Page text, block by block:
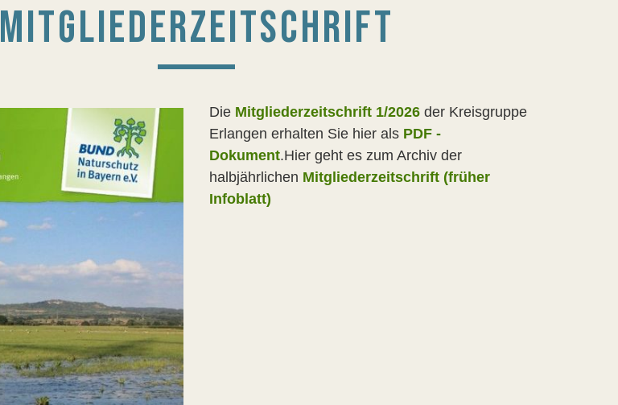
MITGLIEDERZEITSCHRIFT
Die Mitgliederzeitschrift 1/2026 der Kreisgruppe
Erlangen erhalten Sie hier als PDF -
Dokument.Hier geht es zum Archiv der
halbjährlichen Mitgliederzeitschrift (früher
Infoblatt)